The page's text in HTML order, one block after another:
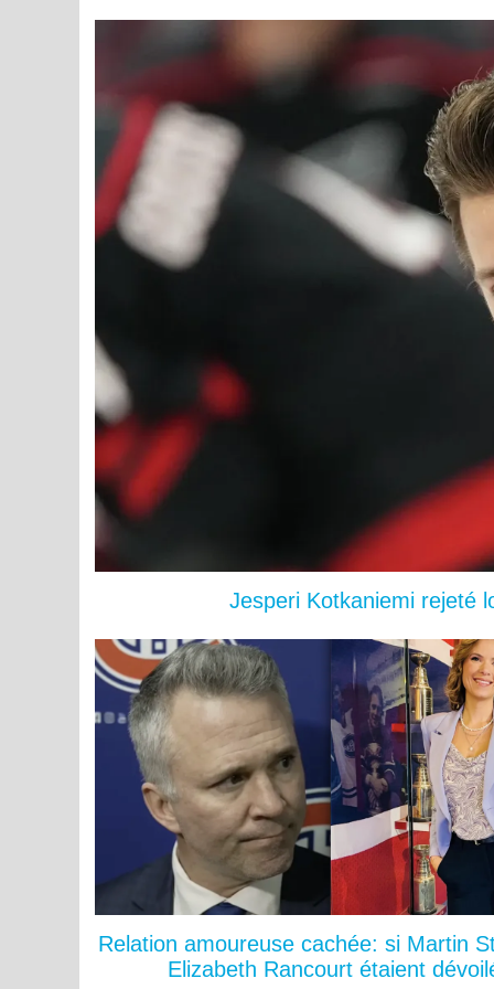
Jesperi Kotkaniemi rejeté
Relation amoureuse cachée: si Martin
Elizabeth Rancourt étaient